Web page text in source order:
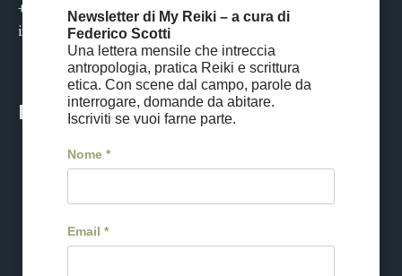
+39 02 21119579
info@myreiki.it
Reiki Tour
Viaggio in Giappone
Cos'è il Reiki Tour
Newsletter di My Reiki – a cura di
Federico Scotti
Una lettera mensile che intreccia
antropologia, pratica Reiki e scrittura
etica. Con scene dal campo, parole da
interrogare, domande da abitare.
Iscriviti se vuoi farne parte.
Nome *
Email *